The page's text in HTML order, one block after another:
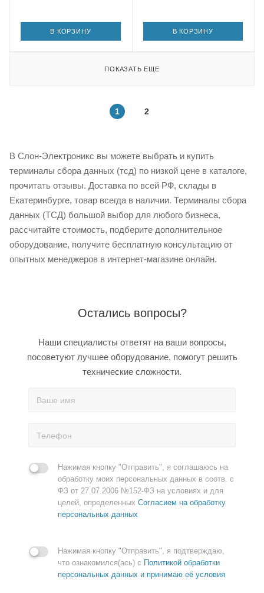
В КОРЗИНУ В КОРЗИНУ
ПОКАЗАТЬ ЕЩЕ
1 2
В Слон-Электроникс вы можете выбрать и купить
терминалы сбора данных (тсд) по низкой цене в каталоге,
прочитать отзывы. Доставка по всей РФ, склады в
Екатеринбурге, товар всегда в наличии. Терминалы сбора
данных (ТСД) большой выбор для любого бизнеса,
рассчитайте стоимость, подберите дополнительное
оборудование, получите бесплатную консультацию от
опытных менеджеров в интернет-магазине онлайн.
Остались вопросы?
Наши специалисты ответят на ваши вопросы,
посоветуют лучшее оборудование, помогут решить
технические сложности.
Нажимая кнопку "Отправить", я соглашаюсь на
обработку моих персональных данных в соотв. с
ФЗ от 27.07.2006 №152-ФЗ на условиях и для
целей, определенных Согласием на обработку
персональных данных
Нажимая кнопку "Отправить", я подтверждаю,
что ознакомился(ась) с Политикой обработки
персональных данных и принимаю её условия